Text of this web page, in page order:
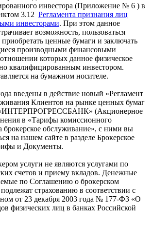
инвестора (Приложение № 6 ) в
3.12 Регламента признания лиц
инвесторами. При этом данное
возможность, пользоваться
ценные бумаги и заключать
производными финансовыми
которых данное физическое
квалифицированным инвестором.
на бумажном носителе.
введены в действие новый «Регламент
Клиентов на рынке ценных бумаг
«ИНТЕРПРОГРЕССБАНК» (Акционерное
в «Тарифы комиссионного
брокерское обслуживание», с ними вы
на нашем сайте в разделе Брокерское
и Документы.
услуги не являются услугами по
счетов и приему вкладов. Денежные
по Соглашению о брокерском
страхованию в соответствии с
от 23 декабря 2003 года № 177-ФЗ «О
физических лиц в банках Российской